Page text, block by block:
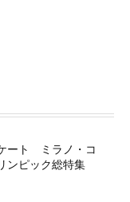
ート ミラノ・コ
ンピック総特集